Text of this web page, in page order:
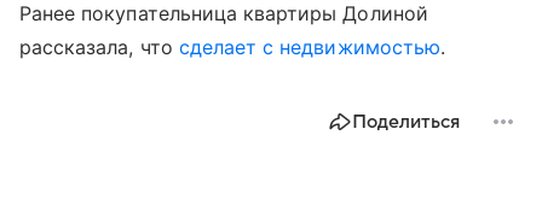
Ранее покупательница квартиры Долиной
рассказала, что сделает с недвижимостью.
Поделиться